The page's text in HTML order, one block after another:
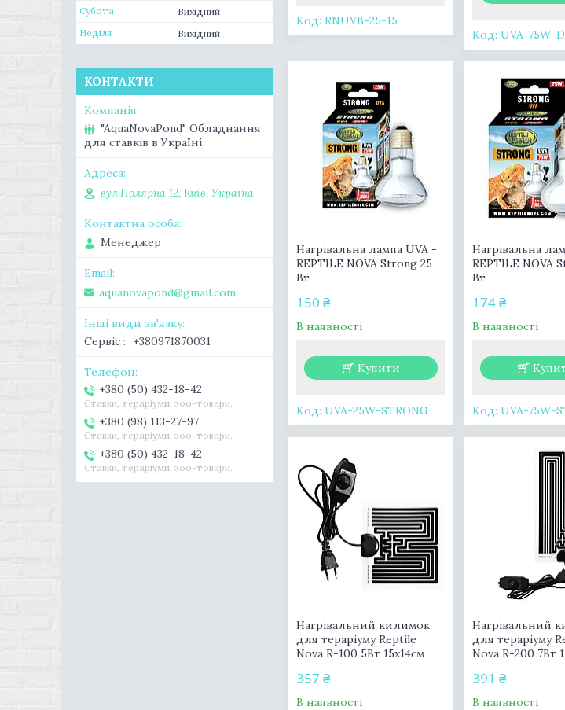
RNUVB-25-15
UVA-75W-
Нагрівальна лампа UVA -
REPTILE NOVA Strong 25
Вт
150 ₴
В наявності
Купити
UVA-25W-STRONG
Нагрівальна
REPTILE NOVA
Вт
174 ₴
В наявності
UVA-75W-
Нагрівальний килимок
для тераріуму Reptile
Nova R-100 5Вт 15x14см
357 ₴
В наявності
Нагрівальний
для тераріуму
Nova R-200 7Вт
391 ₴
В наявності
Субота
Вихідний
Неділя
Вихідний
КОНТАКТИ
"AquaNovaPond" Обладнання
для ставків в Україні
вул.Полярна 12, Київ, Україна
Менеджер
aquanovapond@gmail.com
Сервіс +380971870031
+380 (50) 432-18-42
Ставки, тераріуми, зоо-товари.
+380 (98) 113-27-97
Ставки, тераріуми, зоо-товари.
+380 (50) 432-18-42
Ставки, тераріуми, зоо-товари.